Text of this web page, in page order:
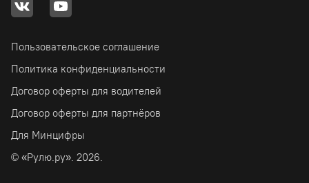
Пользовательское соглашение
Политика конфиденциальности
Договор оферты для водителей
Договор оферты для партнёров
Для Минцифры
© «Рулю.ру». 2026.